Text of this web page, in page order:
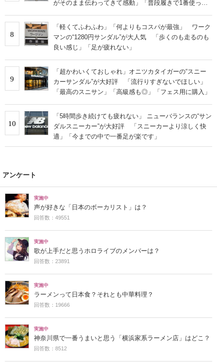
がそのまま伝わってきて感動」「普段履きで1番使って
8
「軽くてふわふわ」「何よりもコスパが最強」 ワーク
マンの“1280円サンダル”が大人気 「歩くのも走るのも
良い感じ」「足が疲れない」
9
「超かわいくておしゃれ」オニツカタイガーの“スニー
カーサンダル”が大好評 「流行りすぎないでほしい」
「最高のスニサン」「高級感も◎」「フェス用に購入」
10
「5時間歩き続けても疲れない」 ニューバランスの“サン
ダルスニーカー”が大好評 「スニーカーより涼しく快
適」「今までの中で一番足が楽です」
アンケート
実施中
声が好きな「日本のボーカリスト」は？
回答数：49551
実施中
歌が上手だと思うホロライブのメンバーは？
回答数：23891
実施中
ラーメンって日本食？それとも中華料理？
回答数：19666
実施中
神奈川県で一番うまいと思う「横浜家系ラーメン店」はどこ？
回答数：8512